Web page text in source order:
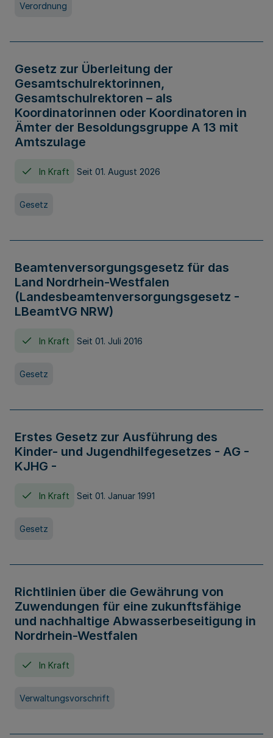
Verordnung
Gesetz zur Überleitung der
Gesamtschulrektorinnen,
Gesamtschulrektoren – als
Koordinatorinnen oder Koordinatoren in
Ämter der Besoldungsgruppe A 13 mit
Amtszulage
In Kraft Seit 01. August 2026
Gesetz
Beamtenversorgungsgesetz für das
Land Nordrhein-Westfalen
(Landesbeamtenversorgungsgesetz -
LBeamtVG NRW)
In Kraft Seit 01. Juli 2016
Gesetz
Erstes Gesetz zur Ausführung des
Kinder- und Jugendhilfegesetzes - AG -
KJHG -
In Kraft Seit 01. Januar 1991
Gesetz
Richtlinien über die Gewährung von
Zuwendungen für eine zukunftsfähige
und nachhaltige Abwasserbeseitigung in
Nordrhein-Westfalen
In Kraft
Verwaltungsvorschrift